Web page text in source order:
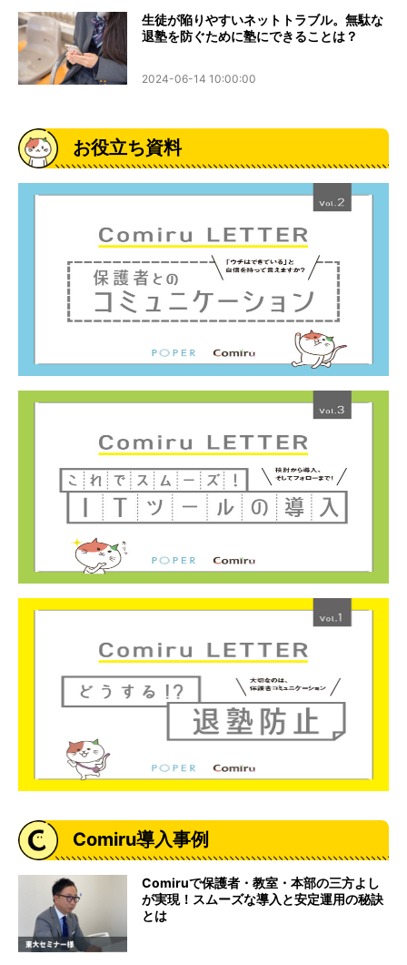
生徒が陥りやすいネットトラブル。無駄な
退塾を防ぐために塾にできることは？
2024-06-14 10:00:00
お役立ち資料
Comiru導入事例
Comiruで保護者・教室・本部の三方よし
が実現！スムーズな導入と安定運用の秘訣
とは